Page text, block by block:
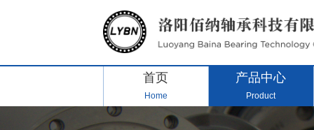
首页
Home
产品中心
Product